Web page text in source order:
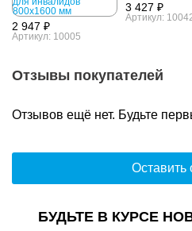
2 947 ₽
Артикул: 10005
3 427 ₽
Артикул:
Отзывы покупателей
Отзывов ещё нет. Будьте
Оставить
БУДЬТЕ В КУРСЕ